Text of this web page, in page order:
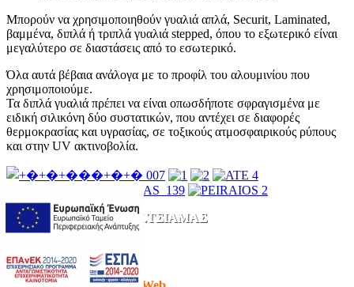
Μπορούν να χρησιμοποιηθούν γυαλιά απλά, Securit, Laminated,
βαμμένα, διπλά ή τριπλά γυαλιά stepped, όπου το εξωτερικό είναι
μεγαλύτερο σε διαστάσεις από το εσωτερικό.
Όλα αυτά βέβαια ανάλογα με το προφίλ του αλουμινίου που
χρησιμοποιούμε.
Τα διπλά γυαλιά πρέπει να είναι οπωσδήποτε σφραγισμένα με
ειδική σιλικόνη δύο συστατικών, που αντέχει σε διαφορές
θερμοκρασίας και υγρασίας, σε τοξικούς ατμοσφαιρικούς ρύπους
και στην UV ακτινοβολία.
Χ.ΜΗΤΡΟΓΙΑΝΝΗΣ - Ι.ΤΣΙΑΜΑΣ
80.78.090 FAX: 210 80.00.823 e-mail: